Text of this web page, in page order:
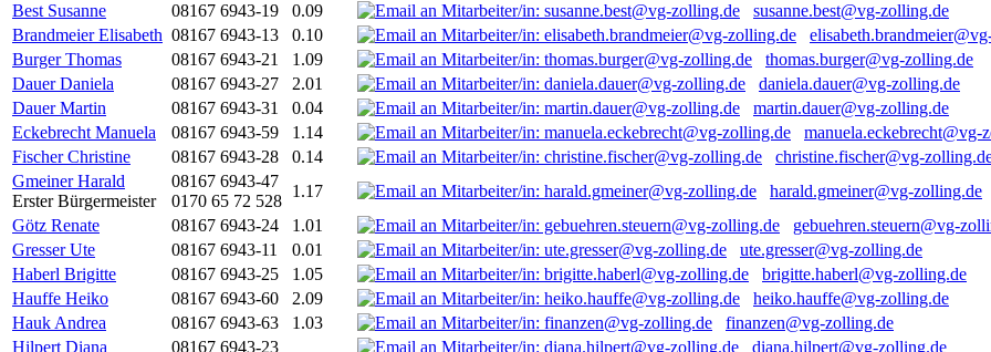
Best Susanne
08167 6943-19 0.09
susanne.best@vg-zolling.de
Brandmeier Elisabeth 08167 6943-13 0.10
Burger Thomas
08167 6943-21 1.09
thomas.burger@vg-zolling.de
Dauer Daniela
08167 6943-27 2.01
daniela.dauer@vg-zolling.de
Dauer Martin
08167 6943-31 0.04
martin.dauer@vg-zolling.de
Eckebrecht Manuela
08167 6943-59 1.14
manuela.eckebrecht@vg-
Fischer Christine
08167 6943-28 0.14
christine.fischer@vg-
Gmeiner Harald
Erster Bürgermeister
08167 6943-47
0170 65 72 528
1.17
harald.gmeiner@vg-zolling.de
Götz Renate
08167 6943-24 1.01
gebuehren.steuern@vg-
Gresser Ute
08167 6943-11 0.01
ute.gresser@vg-zolling.de
Haberl Brigitte
08167 6943-25 1.05
brigitte.haberl@vg-zolling.de
Hauffe Heiko
08167 6943-60 2.09
heiko.hauffe@vg-zolling.de
Hauk Andrea
08167 6943-63 1.03
finanzen@vg-zolling.de
Hilpert Diana
08167 6943-23
diana.hilpert@vg-zolling.de